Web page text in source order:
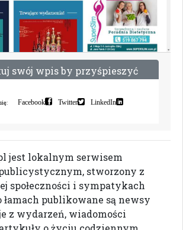
uj swój wpisby przyśpieszyć
Facebook Twitter LinkedIn
jest lokalnym serwisem
stworzony z
społeczności i sympatykach
łamach publikowane są newsy
z wydarzeń, wiadomości